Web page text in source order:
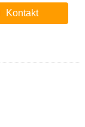
Kontakt